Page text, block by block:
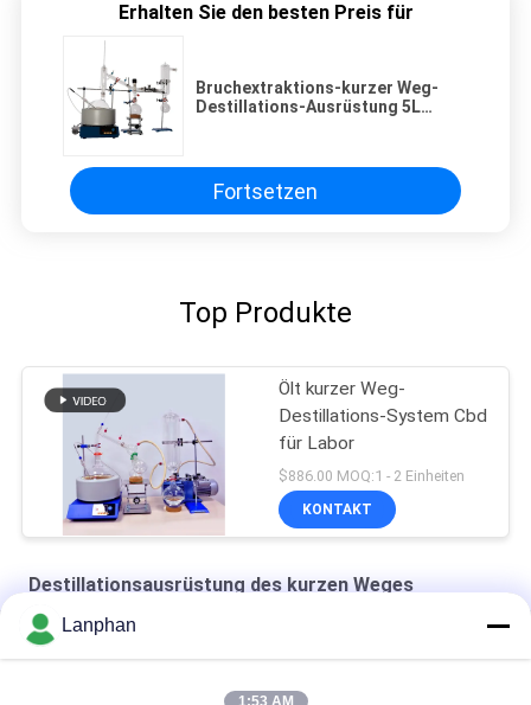
Erhalten Sie den besten Preis für
Bruchextraktions-kurzer Weg-
Destillations-Ausrüstung 5L
Fortsetzen
Top Produkte
Ölt kurzer Weg-
Destillations-System Cbd
für Labor
$886.00 MOQ:1 - 2 Einheiten
KONTAKT
Destillationsausrüstung des kurzen Weges
Destillations-Ausrüstung des kurzen Weg-250W
Lanphan
1:53 AM